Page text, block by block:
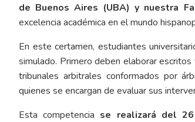
de Buenos Aires (UBA) y nuestra
excelencia académica en el mundo
En este certamen, estudiantes
simulado. Primero deben elaborar
tribunales arbitrales conformados por
quienes se encargan de evaluar sus
Esta competencia se realizará del